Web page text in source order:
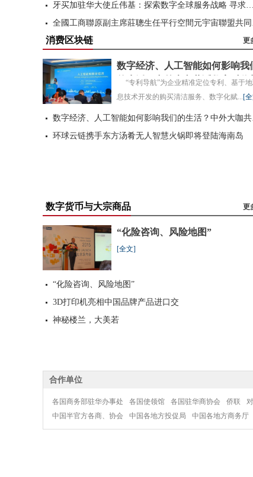
牙买加驻华大使丘伟基：探索数字全球服务战略 寻求与中国建立战略伙伴关系
全國
数字中国建设峰会创新成果，加速中国全方位数字化
消费区块链 更
数字经济、人工智能如何影响我
的生活？中外大咖共话数字时代
未来
“专利导航”为企业精准定位专利、基于
息技术开发的购买清洁服务、数字化赋...[
数字
环球云链携手东方汤肴无人智慧火锅即将登陆海南岛
数字货币与大宗商品 更
“化险咨询、风险地图”
[全文]
“化险咨询、风险地图”
3D打印机亮相中国品牌产品进口交
神秘楼兰，大美若
合作单位
各国商务部驻华办事处 各国使领馆 各国驻华商协会 侨联
中国半官方各商、协会
中国各地方投促局 中国各地方商务厅